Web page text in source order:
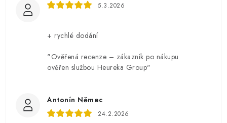
5.3.2026
+ rychlé dodání
"Ověřená recenze – zákazník po nákupu
ověřen službou Heureka Group"
Antonín Němec
24.2.2026